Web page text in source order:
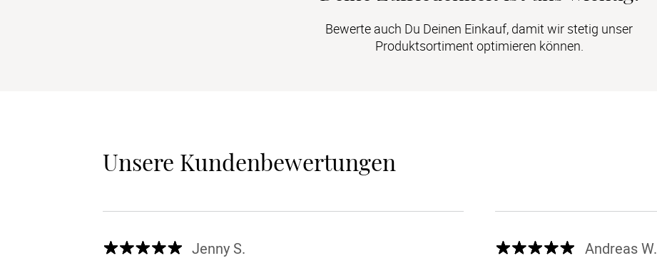
Bewerte auch Du Deinen Einkauf, damit wir stetig unser
Produktsortiment optimieren können.
Unsere Kundenbewertungen
Jenny S. Andreas W.